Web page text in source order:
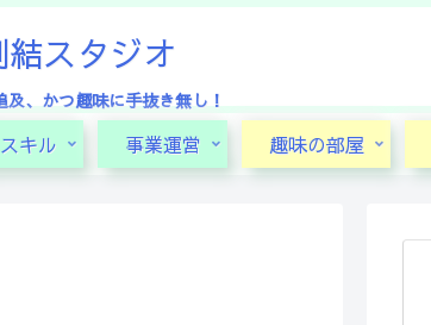
及、かつ趣味に手抜き無し！
スキル 事業運営 趣味の部屋